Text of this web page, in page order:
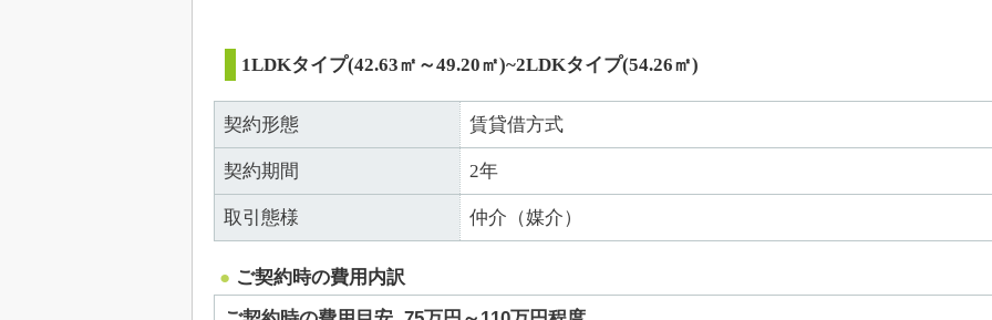
1LDKタイプ(42.63㎡～49.20㎡)~2LDKタイプ(54.26㎡)
契約形態 賃貸借方式
契約期間 2年
取引態様 仲介（媒介）
ご契約時の費用内訳